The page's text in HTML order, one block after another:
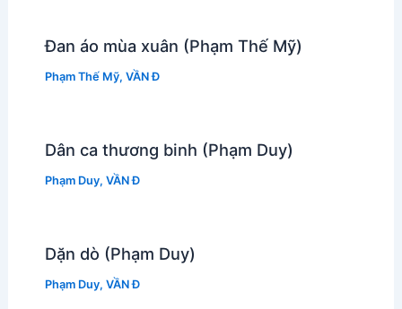
Đan áo mùa xuân (Phạm Thế Mỹ)
Phạm Thế Mỹ, VẦN Đ
Dân ca thương binh (Phạm Duy)
Phạm Duy, VẦN Đ
Dặn dò (Phạm Duy)
Phạm Duy, VẦN Đ